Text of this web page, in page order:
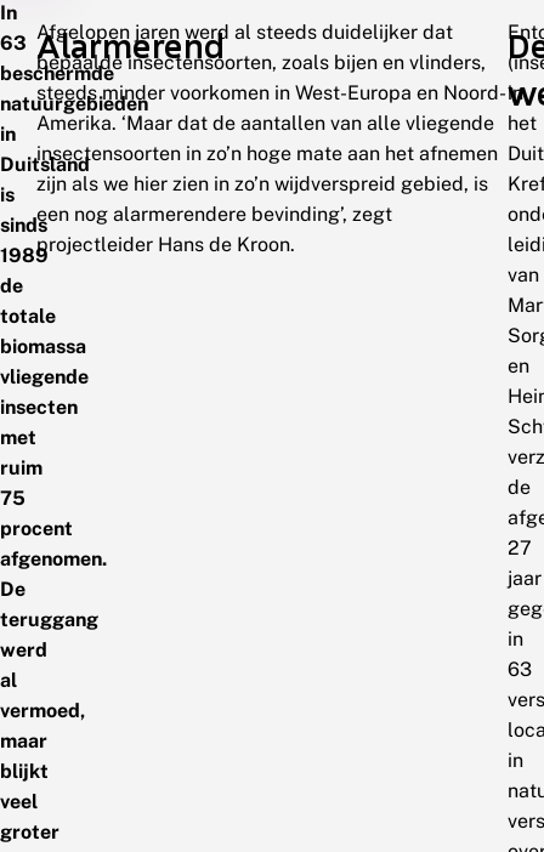
In
63
beschermde
natuurgebieden
in
Duitsland
is
sinds
1989
de
totale
biomassa
vliegende
insecten
met
ruim
75
procent
afgenomen.
De
teruggang
werd
al
vermoed,
maar
blijkt
veel
groter
Alarmerend
Afgelopen jaren werd al steeds duidelijker dat
bepaalde insectensoorten, zoals bijen en vlinders,
steeds minder voorkomen in West-Europa en Noord-
Amerika. ‘Maar dat de aantallen van alle vliegende
insectensoorten in zo’n hoge mate aan het afnemen
zijn als we hier zien in zo’n wijdverspreid gebied, is
een nog alarmerendere bevinding’, zegt
projectleider Hans de Kroon.
in
het
van
en
de
27
jaar
in
63
in